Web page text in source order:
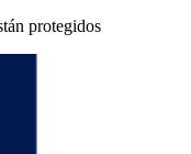
protegidos